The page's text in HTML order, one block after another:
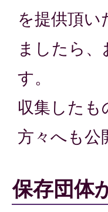
を提供頂
ましたら
す。
収集したも
方々へも公
保存団体